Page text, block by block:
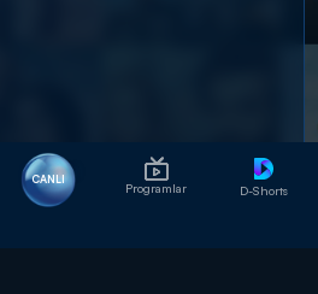
CANLI
Programlar D-Shorts